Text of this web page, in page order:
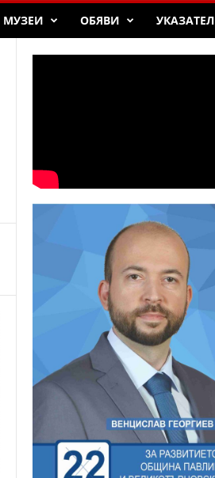
МУЗЕИ ОБЯВИ УКАЗАТЕЛ